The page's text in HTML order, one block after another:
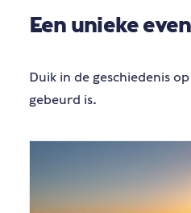
Een unieke
Duik in de geschiedenis
gebeurd is.